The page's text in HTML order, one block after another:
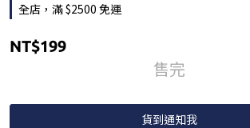
全店，滿 $2500 免運
NT$199
售完
貨到通知我